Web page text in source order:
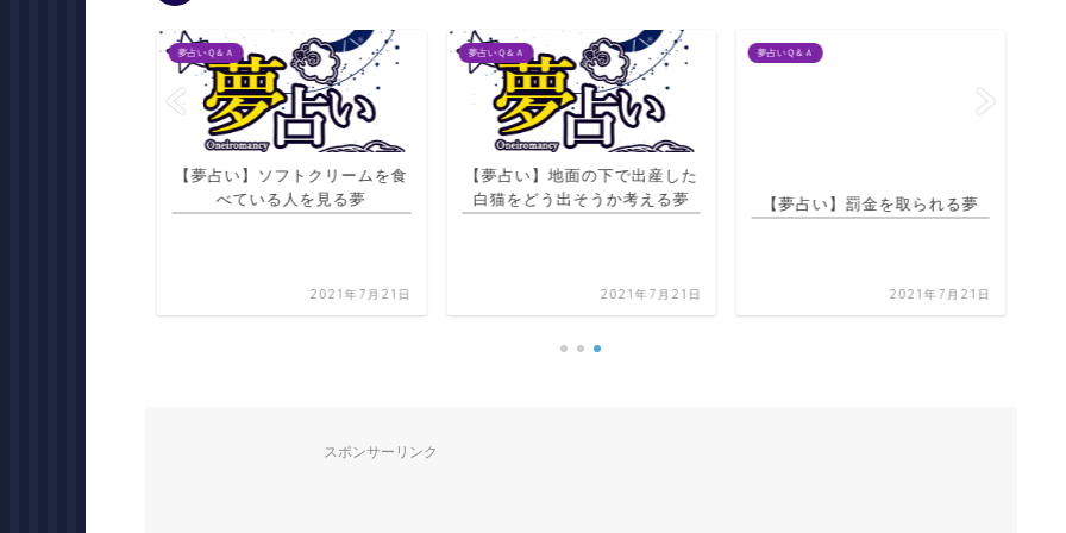
夢占いＱ＆Ａ
【夢占い】ソフトクリームを食
べている人を見る夢
2021年7月21日
夢占いＱ＆Ａ
【夢占い】地面の下で出産した
白猫をどう出そうか考える夢
2021年7月21日
夢占いＱ＆Ａ
2021年7月21日
スポンサーリンク